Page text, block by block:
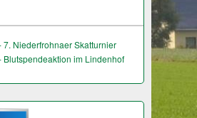
Niederfrohnaer Skatturnier
im Lindenhof